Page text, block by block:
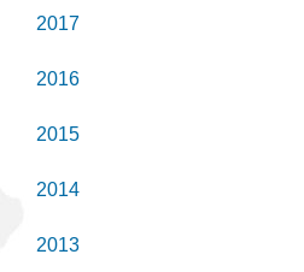
2017
2016
2015
2014
2013